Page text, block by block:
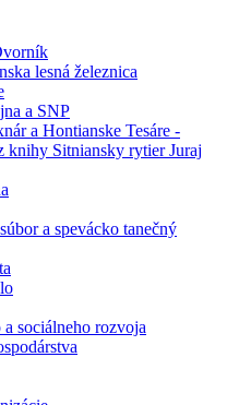
lesná železnica
a SNP
a Hontianske Tesáre -
Sitniansky rytier Juraj
a spevácko tanečný
sociálneho rozvoja